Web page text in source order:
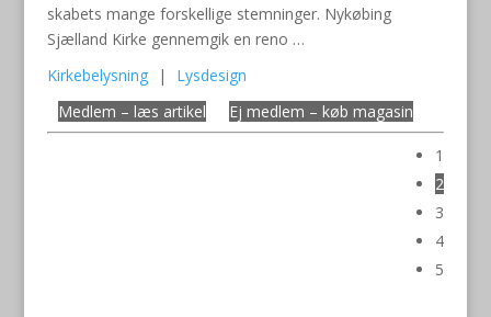
skabets mange forskellige stemninger. Nykøbing
Sjælland Kirke gennemgik en reno …
Kirkebelysning
|
Lysdesign
Medlem – læs artikel
Ej medlem – køb magasin
1
2
3
4
5